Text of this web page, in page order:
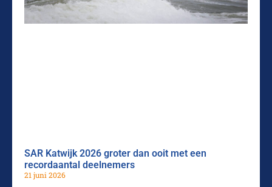
SAR Katwijk 2026 groter dan ooit met een
recordaantal deelnemers
21 juni 2026